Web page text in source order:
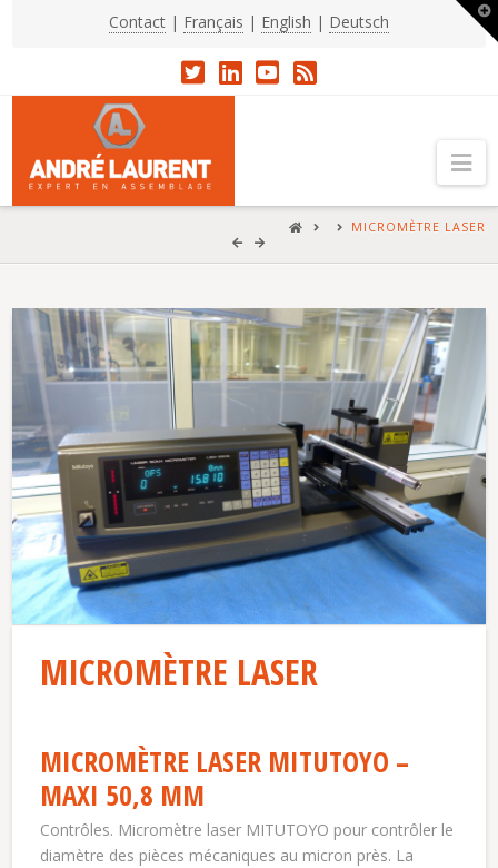
Contact | Français | English | Deutsch
HOME MICROMÈTRE LASER
MICROMÈTRE LASER
MICROMÈTRE LASER MITUTOYO –
MAXI 50,8 MM
Contrôles. Micromètre laser MITUTOYO pour contrôler le
diamètre des pièces mécaniques au micron près. La